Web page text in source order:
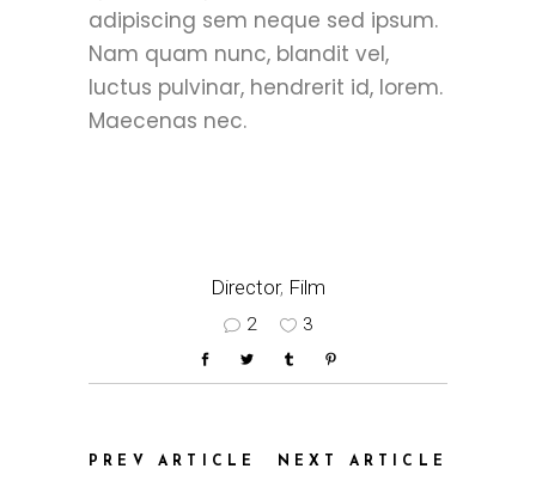
adipiscing sem neque sed ipsum.
Nam quam nunc, blandit vel,
luctus pulvinar, hendrerit id, lorem.
Maecenas nec.
Director, Film
2 3
PREV ARTICLE NEXT ARTICLE